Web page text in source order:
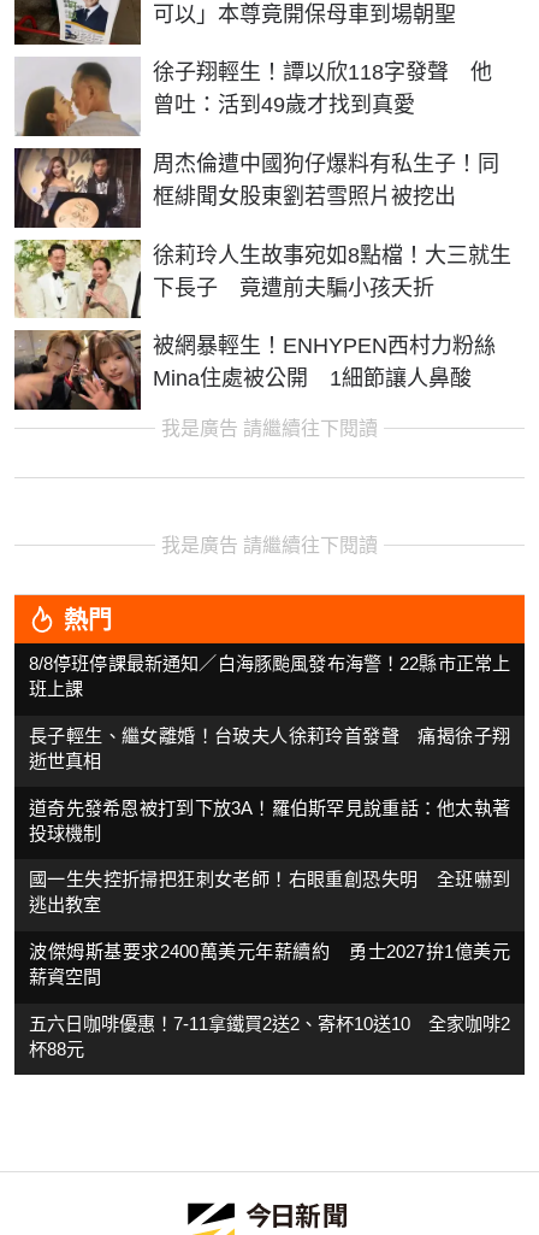
可以」本尊竟開保母車到場朝聖
徐子翔輕生！譚以欣118字發聲 他
曾吐：活到49歲才找到真愛
周杰倫遭中國狗仔爆料有私生子！同
框緋聞女股東劉若雪照片被挖出
徐莉玲人生故事宛如8點檔！大三就生
下長子 竟遭前夫騙小孩夭折
被網暴輕生！ENHYPEN西村力粉絲
Mina住處被公開 1細節讓人鼻酸
我是廣告 請繼續往下閱讀
我是廣告 請繼續往下閱讀
熱門
8/8停班停課最新通知／白海豚颱風發布海警！22縣市正常上
班上課
長子輕生、繼女離婚！台玻夫人徐莉玲首發聲 痛揭徐子翔
逝世真相
道奇先發希恩被打到下放3A！羅伯斯罕見說重話：他太執著
投球機制
國一生失控折掃把狂刺女老師！右眼重創恐失明 全班嚇到
逃出教室
波傑姆斯基要求2400萬美元年薪續約 勇士2027拚1億美元
薪資空間
五六日咖啡優惠！7-11拿鐵買2送2、寄杯10送10 全家咖啡2
杯88元